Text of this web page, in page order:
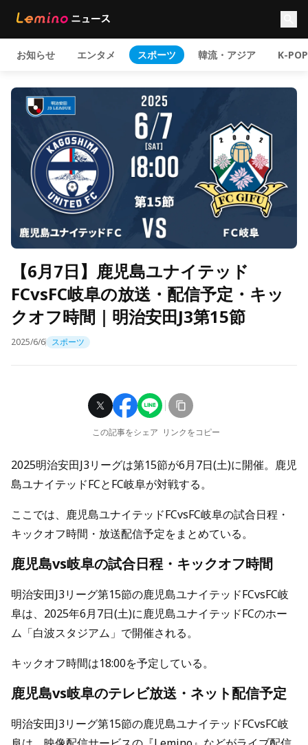
お知らせ エンタメ スポーツ 韓流・アジア K-POP
【6月7日】鹿児島ユナイテッド
FCvsFC岐阜の放送・配信予定・キッ
クオフ時間｜明治安田J3第15節
2025/6/6 スポーツ
この記事をシェア リンクをコピー
2025明治安田J3リーグは第15節が6月7日(土)に開催。鹿児
島ユナイテッドFCとFC岐阜が対戦する。
ここでは、鹿児島ユナイテッドFCvsFC岐阜の試合日程・
キックオフ時間・放送配信予定をまとめている。
鹿児島vs岐阜の試合日程・キックオフ時間
明治安田J3リーグ第15節の鹿児島ユナイテッドFCvsFC岐
阜は、2025年6月7日(土)に鹿児島ユナイテッドFCのホー
ム「白波スタジアム」で開催される。
キックオフ時間は18:00を予定している。
鹿児島vs岐阜のテレビ放送・ネット配信予定
明治安田J3リーグ第15節の鹿児島ユナイテッドFCvsFC岐